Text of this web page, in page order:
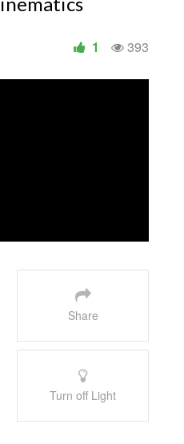
393
1
Share
Turn off Light